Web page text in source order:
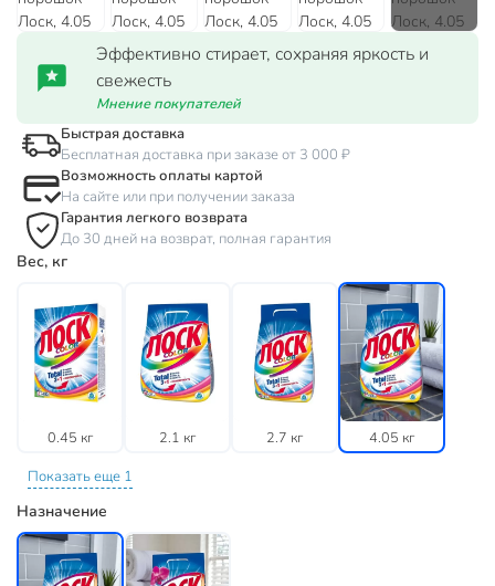
Эффективно стирает, сохраняя яркость и
свежесть
Мнение покупателей
Быстрая доставка
Бесплатная доставка при заказе от 3 000 ₽
Возможность оплаты картой
На сайте или при получении заказа
Гарантия легкого возврата
До 30 дней на возврат, полная гарантия
Вес, кг
0.45 кг 2.1 кг 2.7 кг 4.05 кг
Показать еще 1
Назначение